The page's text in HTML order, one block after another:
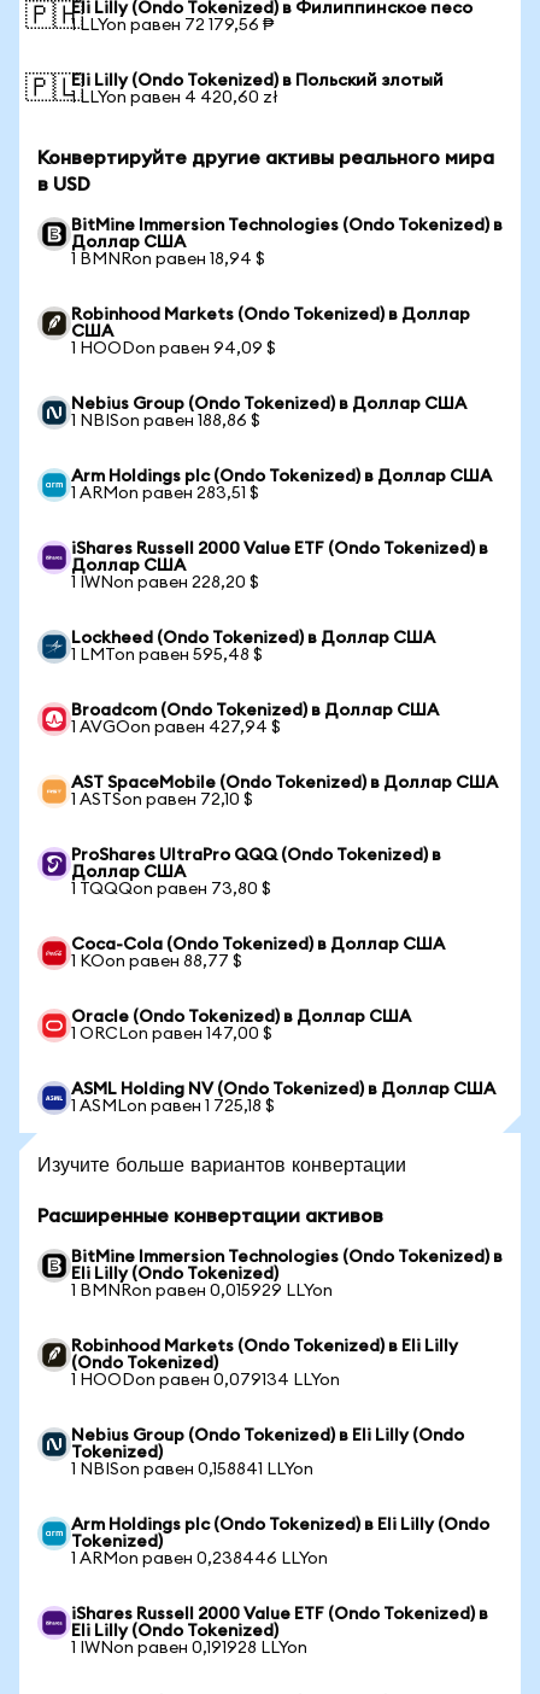
🇵🇭Eli Lilly (Ondo Tokenized) в Филиппинское песо
1 LLYon равен 72 179,56 ₱
🇵🇱Eli Lilly (Ondo Tokenized) в Польский злотый
1 LLYon равен 4 420,60 zł
Конвертируйте другие активы реального мира
в USD
BitMine Immersion Technologies (Ondo Tokenized) в
Доллар США
1 BMNRon равен 18,94 $
Robinhood Markets (Ondo Tokenized) в Доллар
США
1 HOODon равен 94,09 $
Nebius Group (Ondo Tokenized) в Доллар США
1 NBISon равен 188,86 $
Arm Holdings plc (Ondo Tokenized) в Доллар США
1 ARMon равен 283,51 $
iShares Russell 2000 Value ETF (Ondo Tokenized) в
Доллар США
1 IWNon равен 228,20 $
Lockheed (Ondo Tokenized) в Доллар США
1 LMTon равен 595,48 $
Broadcom (Ondo Tokenized) в Доллар США
1 AVGOon равен 427,94 $
AST SpaceMobile (Ondo Tokenized) в Доллар США
1 ASTSon равен 72,10 $
ProShares UltraPro QQQ (Ondo Tokenized) в
Доллар США
1 TQQQon равен 73,80 $
Coca-Cola (Ondo Tokenized) в Доллар США
1 KOon равен 88,77 $
Oracle (Ondo Tokenized) в Доллар США
1 ORCLon равен 147,00 $
ASML Holding NV (Ondo Tokenized) в Доллар США
1 ASMLon равен 1 725,18 $
Изучите больше вариантов конвертации
Расширенные конвертации активов
BitMine Immersion Technologies (Ondo Tokenized) в
Eli Lilly (Ondo Tokenized)
1 BMNRon равен 0,015929 LLYon
Robinhood Markets (Ondo Tokenized) в Eli Lilly
(Ondo Tokenized)
1 HOODon равен 0,079134 LLYon
Nebius Group (Ondo Tokenized) в Eli Lilly (Ondo
Tokenized)
1 NBISon равен 0,158841 LLYon
Arm Holdings plc (Ondo Tokenized) в Eli Lilly (Ondo
Tokenized)
1 ARMon равен 0,238446 LLYon
iShares Russell 2000 Value ETF (Ondo Tokenized) в
Eli Lilly (Ondo Tokenized)
1 IWNon равен 0,191928 LLYon